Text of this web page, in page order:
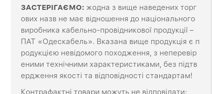
ЗАСТЕРІГАЄМО: жодна з вище наведених торг
ових назв не має відношення до національного
виробника кабельно-провідникової продукції –
ПАТ «Одескабель». Вказана вище продукція є п
родукцією невідомого походження, з неперевір
еними технічними характеристиками, без підтв
ердження якості та відповідності стандартам!